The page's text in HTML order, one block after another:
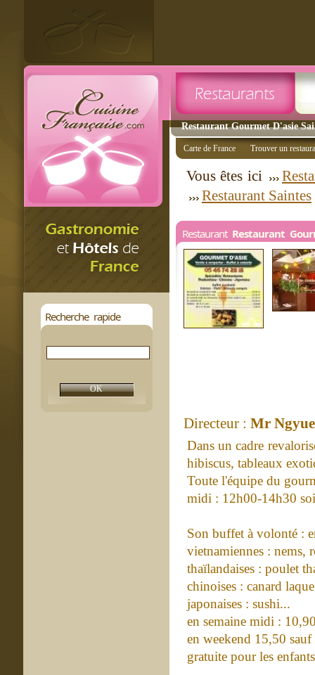
Restaurant Gourmet D'asie
Recherche rapide
Carte de France Trouver un
Vous êtes ici
Restaurant Saintes
Restaurant Restaurant
Directeur : Mr
Dans un cadre
hibiscus, tableaux
Toute l'équipe du
midi : 12h00-14h30
Son buffet à volonté :
vietnamiennes : nems,
thaïlandaises : poulet
chinoises : canard
japonaises : sushi...
en semaine midi :
en weekend 15,50
gratuite pour les